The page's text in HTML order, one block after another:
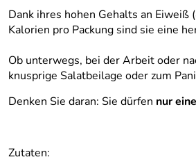
Dank ihres hohen Gehalts an
Kalorien pro Packung sind sie eine
Ob unterwegs, bei der Arbeit oder
knusprige Salatbeilage oder zum
Denken Sie daran: Sie dürfen nur
Zutaten: